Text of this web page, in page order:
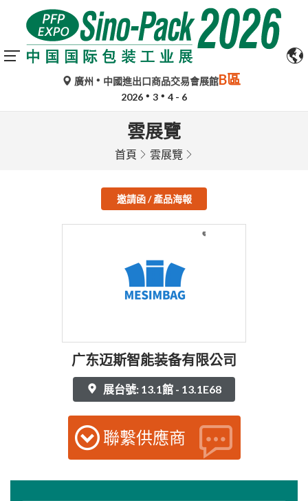
廣州 中國進出口商品交易會展館B區
2026 3 4 - 6
雲展覽
首頁 雲展覽
邀請函 / 產品海報
广东迈斯智能装备有限公司
展台號: 13.1館 - 13.1E68
聯繫供應商